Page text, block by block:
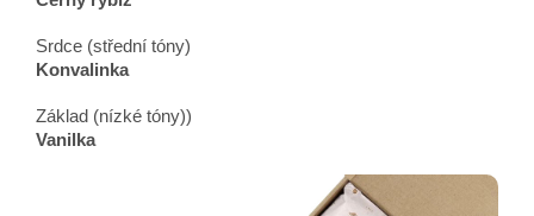
Srdce (střední tóny)
Konvalinka
Základ (nízké tóny))
Vanilka